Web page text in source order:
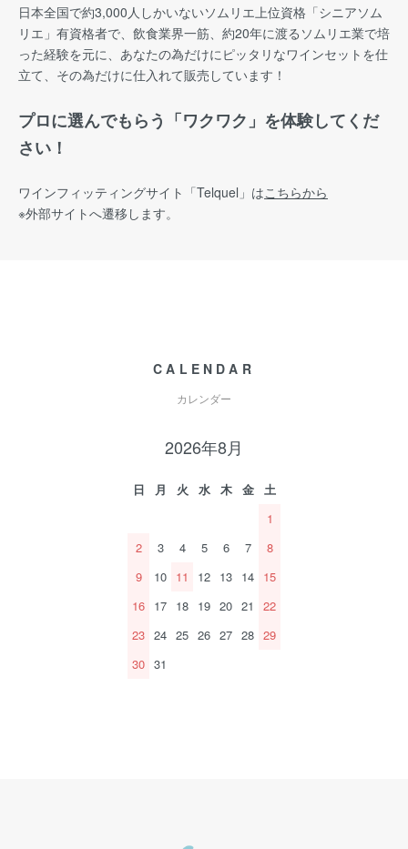
日本全国で約3,000人しかいないソムリエ上位資格「シニアソム
リエ」有資格者で、飲食業界一筋、約20年に渡るソムリエ業で培
った経験を元に、あなたの為だけにピッタリなワインセットを仕
立て、その為だけに仕入れて販売しています！
プロに選んでもらう「ワクワク」を体験してくだ
さい！
ワインフィッティングサイト 「Telquel」はこちらから
※外部サイトへ遷移します。
CALENDAR
カレンダー
2026年8月
日 月 火 水 木 金
土
1
2
3 4 5 6 7
8
9
10 11 12 13 14 15
16 17 18 19 20 21
22
23 24 25 26 27 28 29
30 31